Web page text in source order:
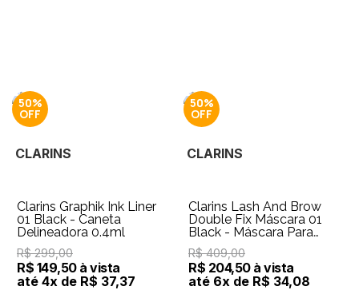
50%
CLARINS
Clarins Graphik Ink Liner
01 Black - Caneta
Delineadora 0.4ml
R$ 299,00
R$ 149,50 à vista
até 4x de R$ 37,37
50%
CLARINS
Clarins Lash And Brow
Double Fix Máscara 01
Black - Máscara Para
Cílios 8ml
R$ 409,00
R$ 204,50 à vista
até 6x de R$ 34,08